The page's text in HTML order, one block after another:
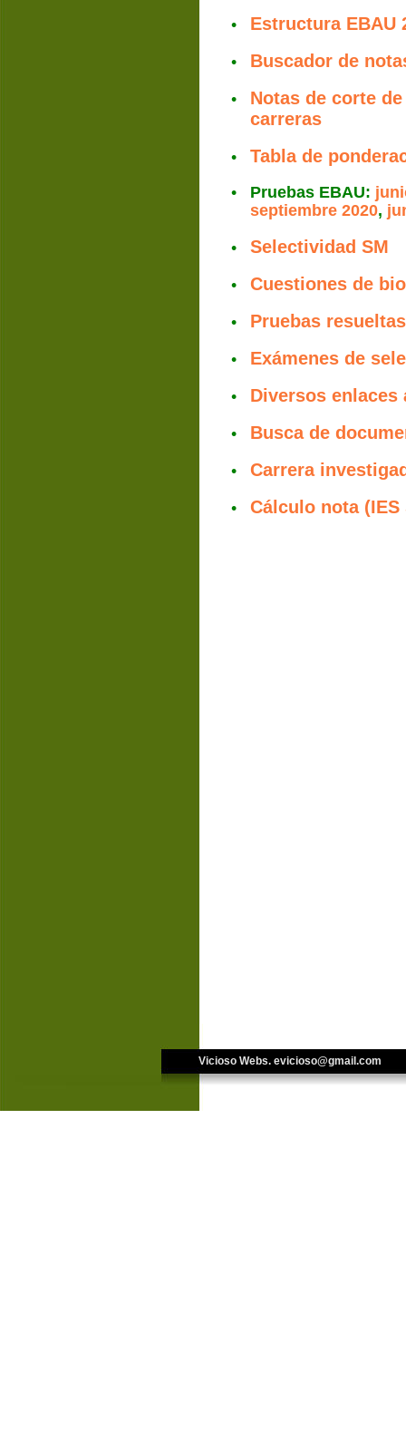
• Estructura EBAU
• Buscador de
•
Notas de corte
carreras
• Tabla de
• Pruebas EBAU:
septiembre 2020,
• Selectividad SM
• Cuestiones de
• Pruebas
• Exámenes de
• Diversos enlaces
• Busca de
• Carrera
• Cálculo nota (IES
Vicioso Webs. evicioso@gmail.com